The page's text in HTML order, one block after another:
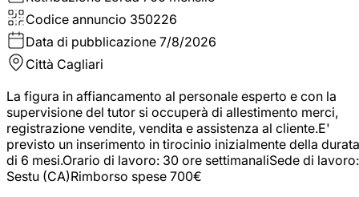
Codice annuncio 350226
Data di pubblicazione 7/8/2026
Città Cagliari
La figura in affiancamento al personale esperto e con la
supervisione del tutor si occuperà di allestimento merci,
registrazione vendite, vendita e assistenza al cliente.E'
previsto un inserimento in tirocinio inizialmente della durata
di 6 mesi.Orario di lavoro: 30 ore settimanaliSede di lavoro:
Sestu (CA)Rimborso spese 700€